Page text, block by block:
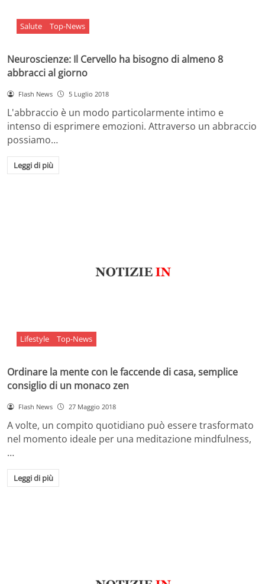
Salute Top-News
Neuroscienze: Il Cervello ha bisogno di almeno 8
abbracci al giorno
Flash News 5 Luglio 2018
L'abbraccio è un modo particolarmente intimo e
intenso di esprimere emozioni. Attraverso un abbraccio
possiamo…
Leggi di più
Lifestyle Top-News
Ordinare la mente con le faccende di casa, semplice
consiglio di un monaco zen
Flash News 27 Maggio 2018
A volte, un compito quotidiano può essere trasformato
nel momento ideale per una meditazione mindfulness,
…
Leggi di più